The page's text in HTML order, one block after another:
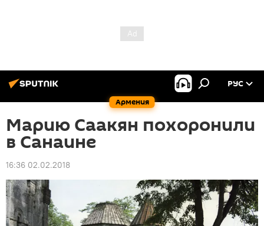
Армения
РУС
Марию Саакян похоронили
в Санаине
16:36 02.02.2018